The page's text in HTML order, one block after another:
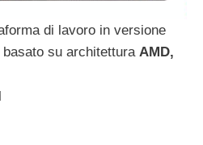
di lavoro in versione
su architettura AMD,